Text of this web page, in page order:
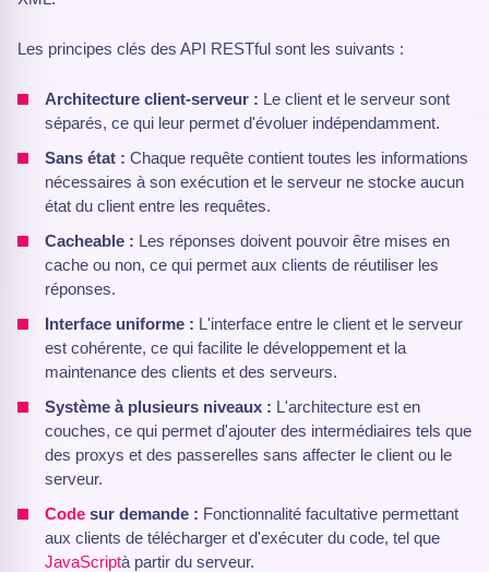
Les principes clés des API RESTful sont les suivants :
Architecture client-serveur : Le client et le serveur sont
séparés, ce qui leur permet d'évoluer indépendamment.
Sans état : Chaque requête contient toutes les informations
nécessaires à son exécution et le serveur ne stocke aucun
état du client entre les requêtes.
Cacheable : Les réponses doivent pouvoir être mises en
cache ou non, ce qui permet aux clients de réutiliser les
réponses.
Interface uniforme : L'interface entre le client et le serveur
est cohérente, ce qui facilite le développement et la
maintenance des clients et des serveurs.
Système à plusieurs niveaux : L'architecture est en
couches, ce qui permet d'ajouter des intermédiaires tels que
des proxys et des passerelles sans affecter le client ou le
serveur.
Code sur demande : Fonctionnalité facultative permettant
aux clients de télécharger et d'exécuter du code, tel que
JavaScriptà partir du serveur.